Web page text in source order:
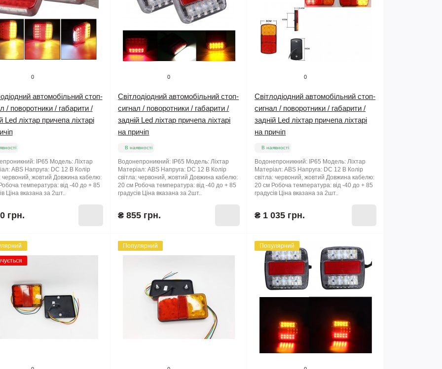
0
автомобільний стоп-
/ поворотники / габарити /
Led ліхтар причепа ліхтарі
IP65 Модель: Ліхтар
ABS Напруга: DC 12 В Колір
червоний, жовтий Довжина кабелю:
температура: від -40 до + 85
Ціна вказана за 2шт..
грн.
0
Світлодіодний автомобільний стоп-
сигнал / поворотники / габарити /
задній Led ліхтар причепа ліхтарі
на причіп
В наявності
Водонепроникний: IP65 Модель: Ліхтар
Матеріал: ABS Напруга: DC 12 В Колір
світла: червоний, жовтий Довжина кабелю:
20 см Робоча температура: від -40 до + 85
градусів Ціна вказана за 2шт..
₴ 855 грн.
0
Світлодіодний автомобільний стоп-
сигнал / поворотники / габарити /
задній Led ліхтар причепа ліхтарі
на причіп
В наявності
Водонепроникний: IP65 Модель: Ліхтар
Матеріал: ABS Напруга: DC 12 В Колір
світла: червоний, жовтий Довжина кабелю:
20 см Робоча температура: від -40 до + 85
градусів Ціна вказана за 2шт..
₴ 1 035 грн.
Популярний Популярний